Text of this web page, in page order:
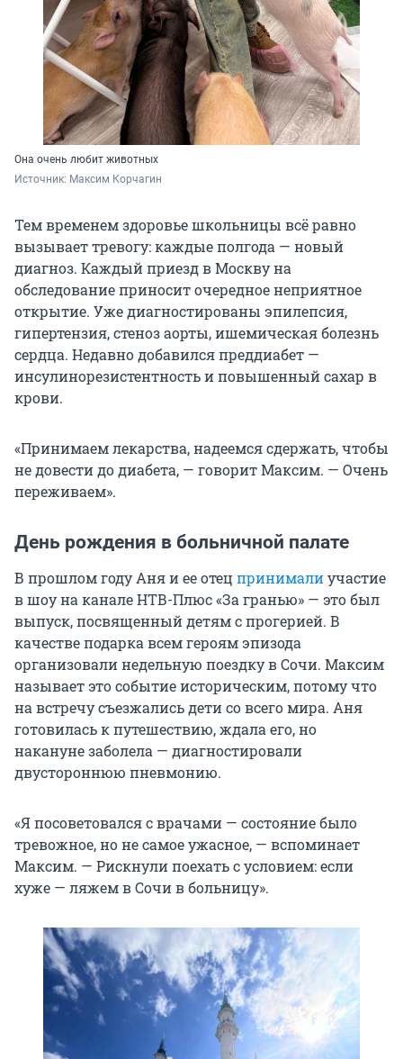
Она очень любит животных
Источник: Максим Корчагин
Тем временем здоровье школьницы всё равно
вызывает тревогу: каждые полгода — новый
диагноз. Каждый приезд в Москву на
обследование приносит очередное неприятное
открытие. Уже диагностированы эпилепсия,
гипертензия, стеноз аорты, ишемическая болезнь
сердца. Недавно добавился преддиабет —
инсулинорезистентность и повышенный сахар в
крови.
«Принимаем лекарства, надеемся сдержать, чтобы
не довести до диабета, — говорит Максим. — Очень
переживаем».
День рождения в больничной палате
В прошлом году Аня и ее отец принималиучастие
в шоу на канале НТВ-Плюс «За гранью» — это был
выпуск, посвященный детям с прогерией. В
качестве подарка всем героям эпизода
организовали недельную поездку в Сочи. Максим
называет это событие историческим, потому что
на встречу съезжались дети со всего мира. Аня
готовилась к путешествию, ждала его, но
накануне заболела — диагностировали
двустороннюю пневмонию.
«Я посоветовался с врачами — состояние было
тревожное, но не самое ужасное, — вспоминает
Максим. — Рискнули поехать с условием: если
хуже — ляжем в Сочи в больницу».